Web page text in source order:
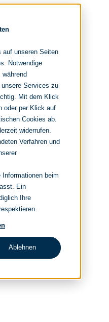
auf unseren Seiten
Notwendige
Services zu
Mit dem Klick
oder per Klick auf
Cookies ab.
widerrufen.
Verfahren und
Informationen beim
Ein
Ihre
Ablehnen
Suchen